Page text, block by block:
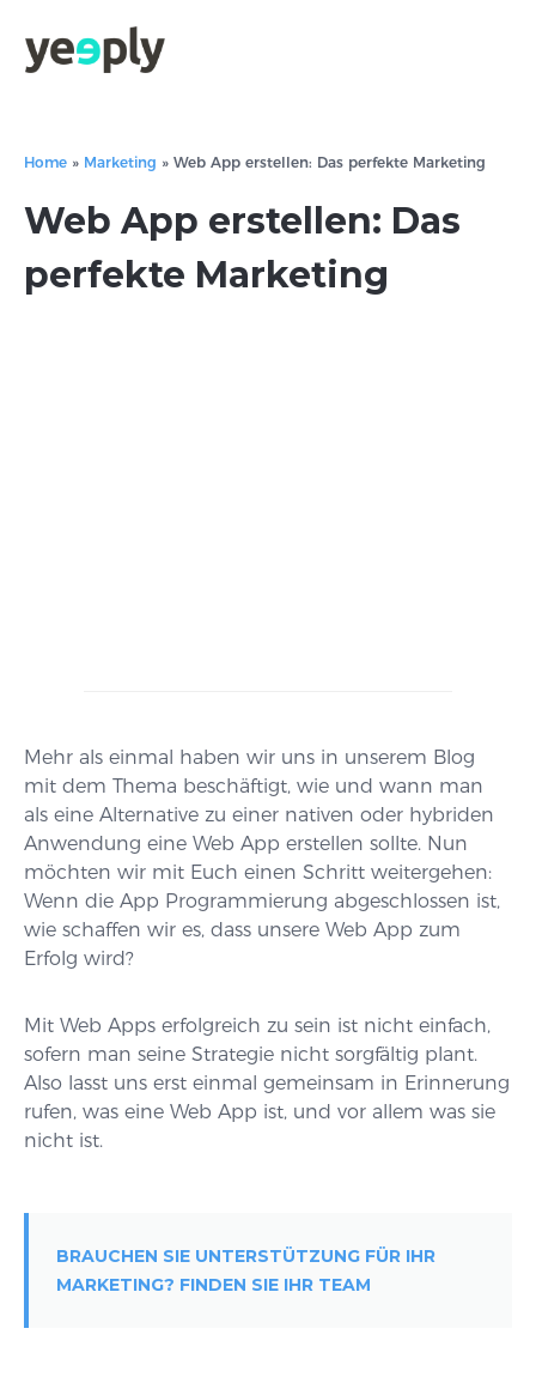
Home » Marketing » Web App erstellen: Das perfekte Marketing
Web App erstellen: Das
perfekte Marketing
Mehr als einmal haben wir uns in unserem Blog
mit dem Thema beschäftigt, wie und wann man
als eine Alternative zu einer nativen oder hybriden
Anwendung eine Web App erstellen sollte. Nun
möchten wir mit Euch einen Schritt weitergehen:
Wenn die App Programmierung abgeschlossen ist,
wie schaffen wir es, dass unsere Web App zum
Erfolg wird?
Mit Web Apps erfolgreich zu sein ist nicht einfach,
sofern man seine Strategie nicht sorgfältig plant.
Also lasst uns erst einmal gemeinsam in Erinnerung
rufen, was eine Web App ist, und vor allem was sie
nicht ist.
BRAUCHEN SIE UNTERSTÜTZUNG FÜR IHR
MARKETING? FINDEN SIE IHR TEAM